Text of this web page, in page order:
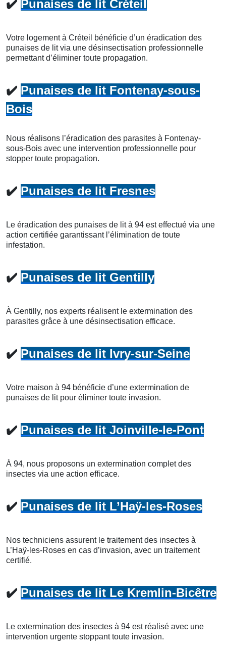
✔️ Punaises de lit Créteil
Votre logement à Créteil bénéficie d’un éradication des
punaises de lit via une désinsectisation professionnelle
permettant d’éliminer toute propagation.
✔️ Punaises de lit Fontenay-sous-
Bois
Nous réalisons l’éradication des parasites à Fontenay-
sous-Bois avec une intervention professionnelle pour
stopper toute propagation.
✔️ Punaises de lit Fresnes
Le éradication des punaises de lit à 94 est effectué via une
action certifiée garantissant l’élimination de toute
infestation.
✔️ Punaises de lit Gentilly
À Gentilly, nos experts réalisent le extermination des
parasites grâce à une désinsectisation efficace.
✔️ Punaises de lit Ivry-sur-Seine
Votre maison à 94 bénéficie d’une extermination de
punaises de lit pour éliminer toute invasion.
✔️ Punaises de lit Joinville-le-Pont
À 94, nous proposons un extermination complet des
insectes via une action efficace.
✔️ Punaises de lit L’Haÿ-les-Roses
Nos techniciens assurent le traitement des insectes à
L’Haÿ-les-Roses en cas d’invasion, avec un traitement
certifié.
✔️ Punaises de lit Le Kremlin-Bicêtre
Le extermination des insectes à 94 est réalisé avec une
intervention urgente stoppant toute invasion.